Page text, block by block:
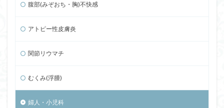
腹部(みぞおち・胸)不快感
アトピー性皮膚炎
関節リウマチ
むくみ(浮腫)
婦人・小児科